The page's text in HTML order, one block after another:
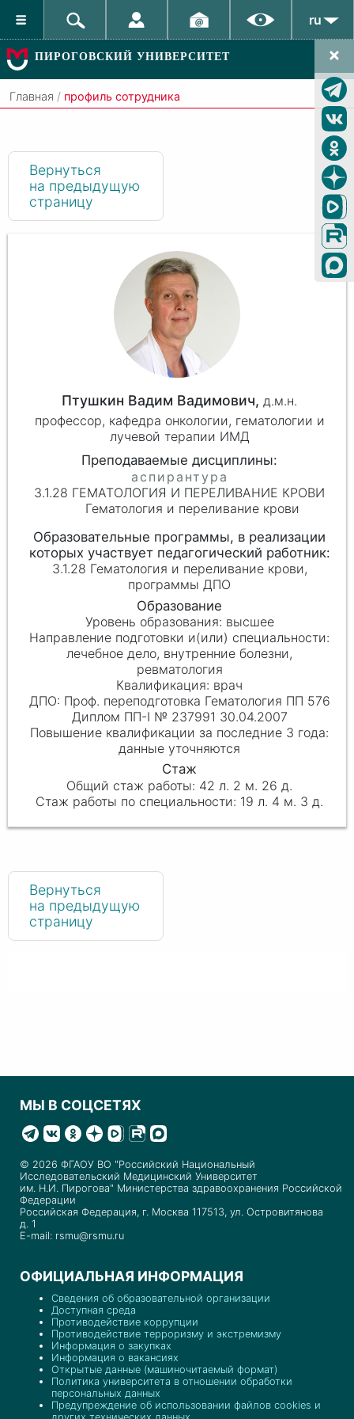
ru
ПИРОГОВСКИЙ УНИВЕРСИТЕТ
Главная / профиль сотрудника
Вернуться
на предыдущую
страницу
Птушкин Вадим Вадимович, д.м.н.
профессор, кафедра онкологии, гематологии и
лучевой терапии ИМД
3.1.28 ГЕМАТОЛОГИЯ И ПЕРЕЛИВАНИЕ КРОВИ
Гематология и переливание крови
3.1.28 Гематология и переливание крови,
программы ДПО
высшее
лечебное дело, внутренние болезни,
ревматология
врач
Проф. переподготовка Гематология ПП 576
Диплом ПП-I № 237991 30.04.2007
данные уточняются
42 л. 2 м. 26 д.
19 л. 4 м. 3 д.
Вернуться
на предыдущую
страницу
МЫ В СОЦСЕТЯХ
© 2026 ФГАОУ ВО "Российский Национальный
Исследовательский Медицинский Университет
им. Н.И. Пирогова" Министерства здравоохранения Российской
Федерации
Российская Федерация, г. Москва 117513, ул. Островитянова
д. 1
E-mail: rsmu@rsmu.ru
ОФИЦИАЛЬНАЯ ИНФОРМАЦИЯ
Сведения об образовательной организации
Доступная среда
Противодействие коррупции
Противодействие терроризму и экстремизму
Информация о закупках
Информация о вакансиях
Открытые данные (машиночитаемый формат)
Политика университета в отношении обработки
персональных данных
Предупреждение об использовании файлов cookies и